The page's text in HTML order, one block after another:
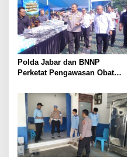
Polda Jabar dan BNNP
Perketat Pengawasan Obat
Targetkan Jaringan Lintas
Provinsi